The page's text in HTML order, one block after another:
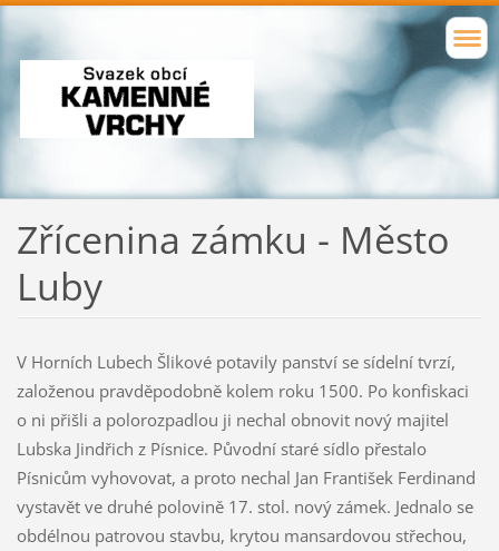
Zřícenina zámku - Město
Luby
V Horních Lubech Šlikové potavily panství se sídelní tvrzí,
založenou pravděpodobně kolem roku 1500. Po konfiskaci
o ni přišli a polorozpadlou ji nechal obnovit nový majitel
Lubska Jindřich z Písnice. Původní staré sídlo přestalo
Písnicům vyhovovat, a proto nechal Jan František Ferdinand
vystavět ve druhé polovině 17. stol. nový zámek. Jednalo se
obdélnou patrovou stavbu, krytou mansardovou střechou,